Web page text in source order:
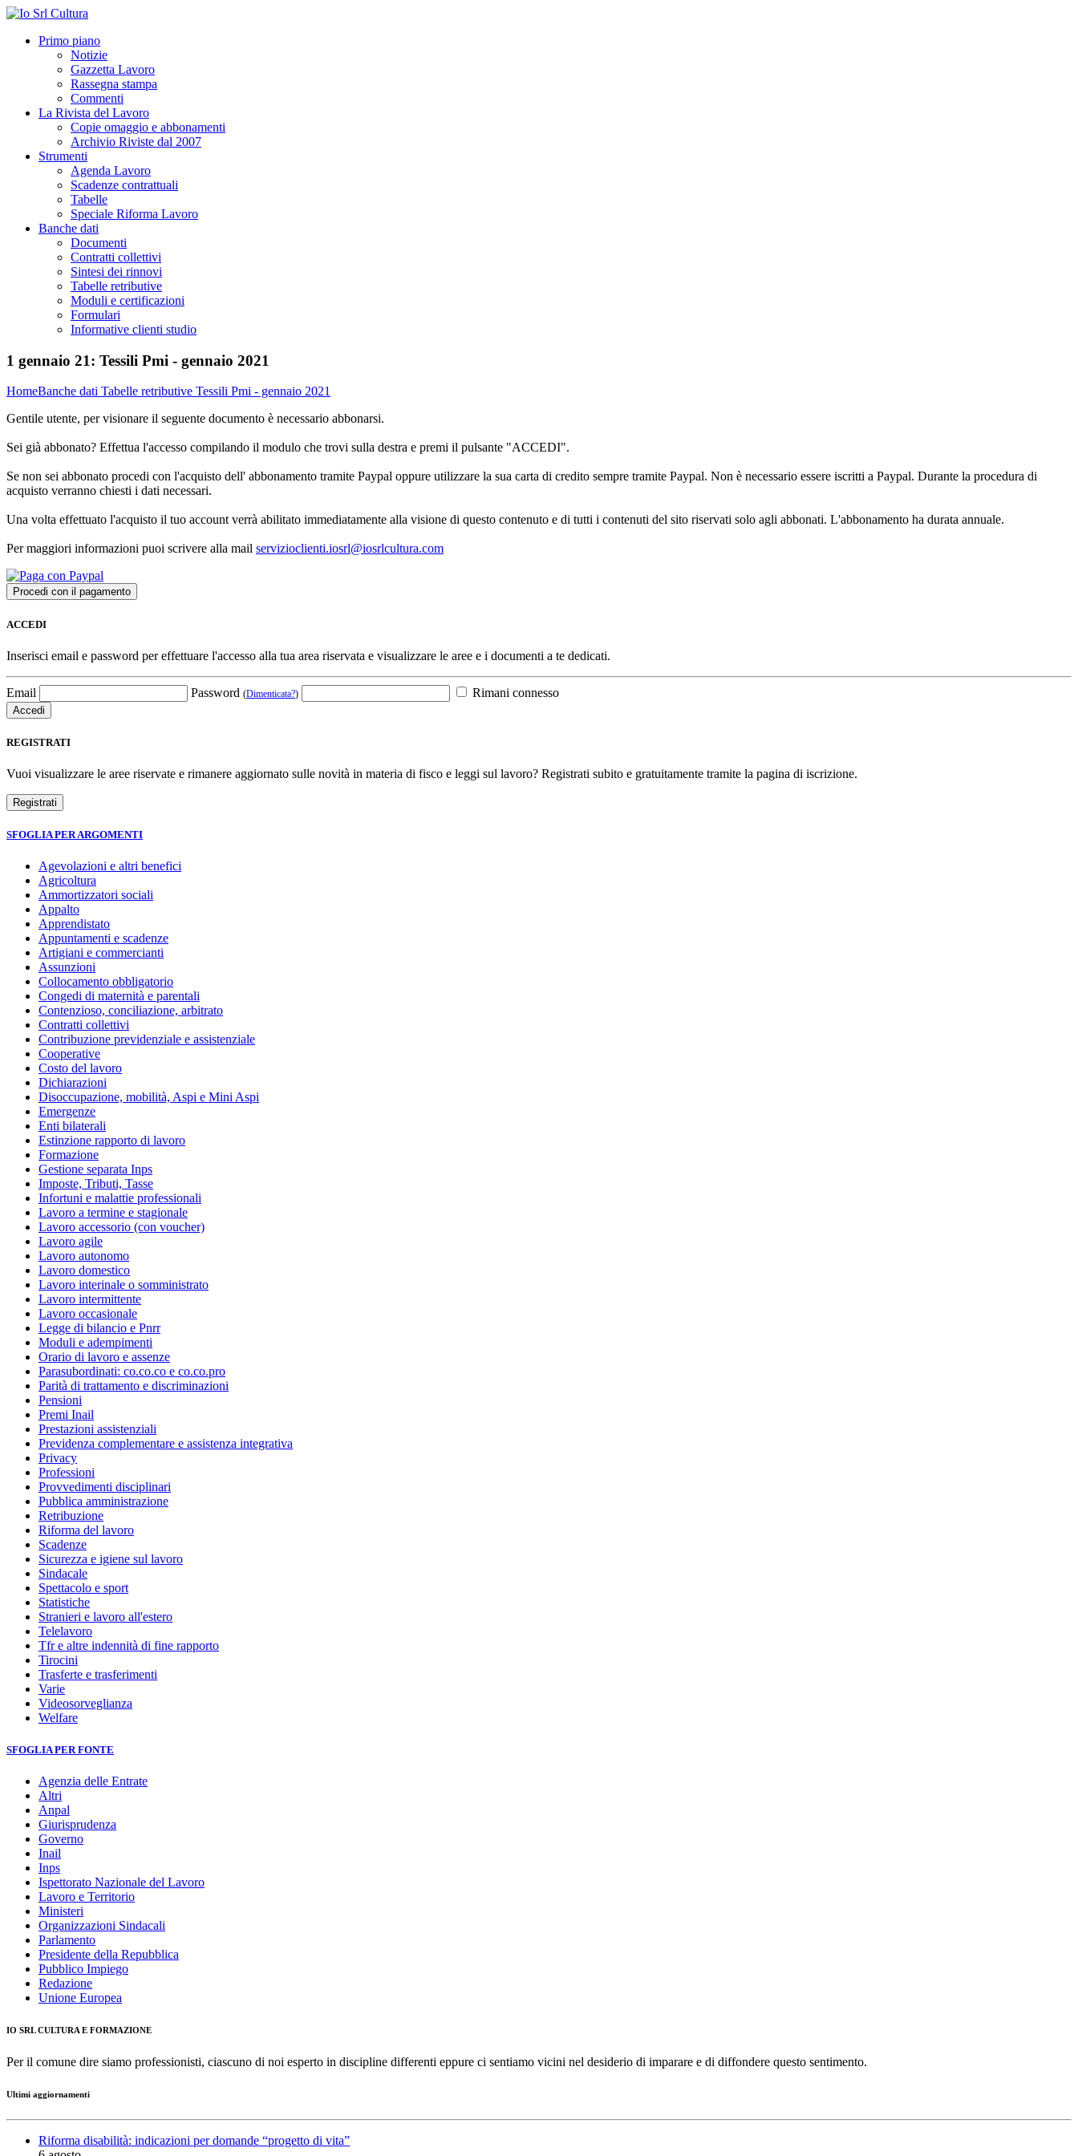
Primo piano
Notizie
Gazzetta Lavoro
Rassegna stampa
Commenti
La Rivista del Lavoro
Copie omaggio e abbonamenti
Archivio Riviste dal 2007
Strumenti
Agenda Lavoro
Scadenze contrattuali
Tabelle
Speciale Riforma Lavoro
Banche dati
Documenti
Contratti collettivi
Sintesi dei rinnovi
Tabelle retributive
Moduli e certificazioni
Formulari
Informative clienti studio
1 gennaio 21: Tessili Pmi - gennaio 2021
HomeBanche dati Tabelle retributive Tessili Pmi - gennaio 2021
Gentile utente, per visionare il seguente documento è necessario abbonarsi.
Sei già abbonato? Effettua l'accesso compilando il modulo che trovi sulla destra e premi il pulsante "ACCEDI".
Se non sei abbonato procedi con l'acquisto dell' abbonamento tramite Paypal oppure utilizzare la sua carta di credito sempre tramite Paypal. Non è necessario essere iscritti a Paypal. Durante la procedura di
acquisto verranno chiesti i dati necessari.
Una volta effettuato l'acquisto il tuo account verrà abilitato immediatamente alla visione di questo contenuto e di tutti i contenuti del sito riservati solo agli abbonati. L'abbonamento ha durata annuale.
Per maggiori informazioni puoi scrivere alla mail servizioclienti.iosrl@iosrlcultura.com
ACCEDI
Inserisci email e password per effettuare l'accesso alla tua area riservata e visualizzare le aree e i documenti a te dedicati.
Email Password (Dimenticata?) Rimani connesso
REGISTRATI
Vuoi visualizzare le aree riservate e rimanere aggiornato sulle novità in materia di fisco e leggi sul lavoro? Registrati subito e gratuitamente tramite la pagina di iscrizione.
SFOGLIA PER ARGOMENTI
Agevolazioni e altri benefici
Agricoltura
Ammortizzatori sociali
Appalto
Apprendistato
Appuntamenti e scadenze
Artigiani e commercianti
Assunzioni
Collocamento obbligatorio
Congedi di maternità e parentali
Contenzioso, conciliazione, arbitrato
Contratti collettivi
Contribuzione previdenziale e assistenziale
Cooperative
Costo del lavoro
Dichiarazioni
Disoccupazione, mobilità, Aspi e Mini Aspi
Emergenze
Enti bilaterali
Estinzione rapporto di lavoro
Formazione
Gestione separata Inps
Imposte, Tributi, Tasse
Infortuni e malattie professionali
Lavoro a termine e stagionale
Lavoro accessorio (con voucher)
Lavoro agile
Lavoro autonomo
Lavoro domestico
Lavoro interinale o somministrato
Lavoro intermittente
Lavoro occasionale
Legge di bilancio e Pnrr
Moduli e adempimenti
Orario di lavoro e assenze
Parasubordinati: co.co.co e co.co.pro
Parità di trattamento e discriminazioni
Pensioni
Premi Inail
Prestazioni assistenziali
Previdenza complementare e assistenza integrativa
Privacy
Professioni
Provvedimenti disciplinari
Pubblica amministrazione
Retribuzione
Riforma del lavoro
Scadenze
Sicurezza e igiene sul lavoro
Sindacale
Spettacolo e sport
Statistiche
Stranieri e lavoro all'estero
Telelavoro
Tfr e altre indennità di fine rapporto
Tirocini
Trasferte e trasferimenti
Varie
Videosorveglianza
Welfare
SFOGLIA PER FONTE
Agenzia delle Entrate
Altri
Anpal
Giurisprudenza
Governo
Inail
Inps
Ispettorato Nazionale del Lavoro
Lavoro e Territorio
Ministeri
Organizzazioni Sindacali
Parlamento
Presidente della Repubblica
Pubblico Impiego
Redazione
Unione Europea
IO SRL CULTURA E FORMAZIONE
Per il comune dire siamo professionisti, ciascuno di noi esperto in discipline differenti eppure ci sentiamo vicini nel desiderio di imparare e di diffondere questo sentimento.
Ultimi aggiornamenti
Riforma disabilità: indicazioni per domande “progetto di vita”